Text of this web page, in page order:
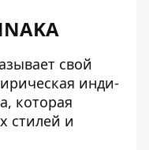
свой
инди-
которая
стилей и